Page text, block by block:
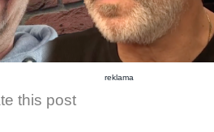
reklama
this post